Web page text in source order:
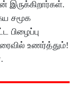
சமூக
உணர்த்தும்!